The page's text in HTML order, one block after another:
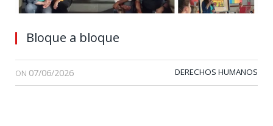
Bloque a bloque
ON 07/06/2026 DERECHOS HUMANOS